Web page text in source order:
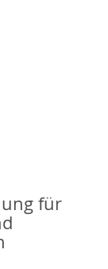
für